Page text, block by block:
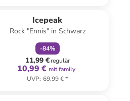
Icepeak
Rock "Ennis" in Schwarz
-84%
11,99 €regulär
10,99 € mit family
UVP: 69,99 €*